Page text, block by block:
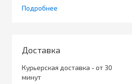
Подробнее
Доставка
Курьерская доставка - от 30
минут